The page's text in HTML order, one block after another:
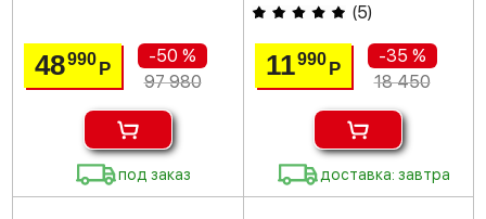
48990Р
-50 %
97 980
под заказ
(5)
11990 Р
-35 %
18 450
доставка: завтра